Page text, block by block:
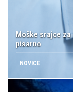
Moške srajce
pisarno
NOVICE